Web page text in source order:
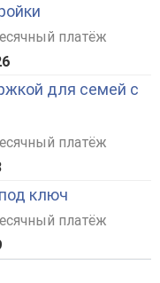
платёж
для семей с
платёж
ключ
платёж